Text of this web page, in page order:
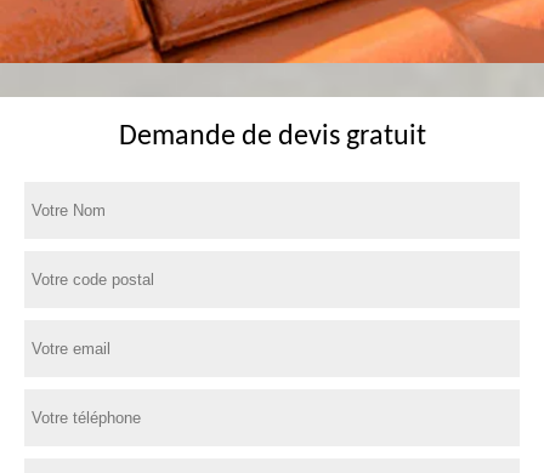
Demande de devis gratuit